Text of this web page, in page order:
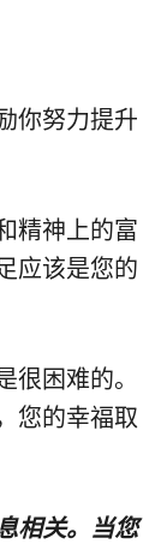
你努力提升
精神上的富
应该是您的
很困难的。
您的幸福取
相关。当您